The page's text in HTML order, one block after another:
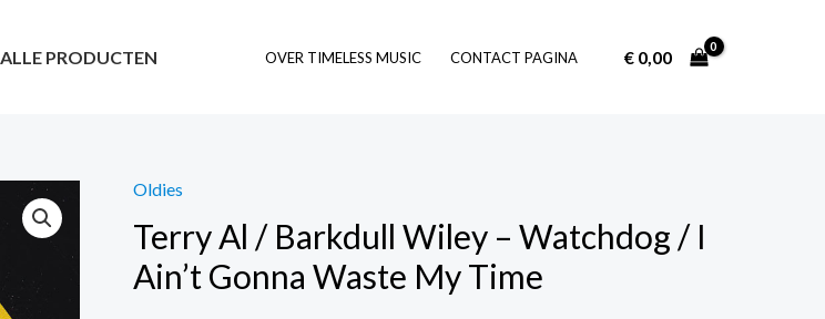
ALLE PRODUCTEN OVER TIMELESS MUSIC CONTACT PAGINA €0,00
Oldies
Terry Al / Barkdull Wiley – Watchdog / I
Ain’t Gonna Waste My Time